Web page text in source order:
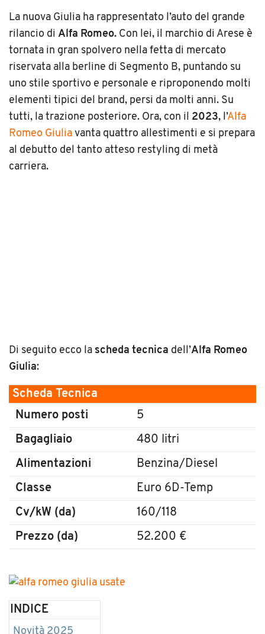
La nuova Giulia ha rappresentato l’auto del grande
rilancio di Alfa Romeo. Con lei, il marchio di Arese è
tornata in gran spolvero nella fetta di mercato
riservata alla berline di Segmento B, puntando su
uno stile sportivo e personale e riproponendo molti
elementi tipici del brand, persi da molti anni. Su
tutti, la trazione posteriore. Ora, con il 2023, l’Alfa
Romeo Giulia vanta quattro allestimenti e si prepara
al debutto del tanto atteso restyling di metà
carriera.
Di seguito ecco la scheda tecnica dell’Alfa Romeo
Giulia:
Scheda Tecnica
Numero posti
5
Bagagliaio 480 litri
Alimentazioni Benzina/Diesel
Classe Euro 6D-Temp
Cv/kW (da) 160/118
Prezzo (da) 52.200 €
INDICE
Novità 2025